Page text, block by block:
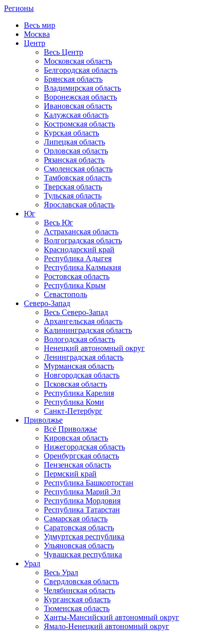
Регионы
Весь мир
Москва
Центр
Весь Центр
Московская область
Белгородская область
Брянская область
Владимирская область
Воронежская область
Ивановская область
Калужская область
Костромская область
Курская область
Липецкая область
Орловская область
Рязанская область
Смоленская область
Тамбовская область
Тверская область
Тульская область
Ярославская область
Юг
Весь Юг
Астраханская область
Волгоградская область
Краснодарский край
Республика Адыгея
Республика Калмыкия
Ростовская область
Республика Крым
Севастополь
Северо-Запад
Весь Северо-Запад
Архангельская область
Калининградская область
Вологодская область
Ненецкий автономный округ
Ленинградская область
Мурманская область
Новгородская область
Псковская область
Республика Карелия
Республика Коми
Санкт-Петербург
Приволжье
Всё Приволжье
Кировская область
Нижегородская область
Оренбургская область
Пензенская область
Пермский край
Республика Башкортостан
Республика Марий Эл
Республика Мордовия
Республика Татарстан
Самарская область
Саратовская область
Удмуртская республика
Ульяновская область
Чувашская республика
Урал
Весь Урал
Свердловская область
Челябинская область
Курганская область
Тюменская область
Ханты-Мансийский автономный округ
Ямало-Ненецкий автономный округ